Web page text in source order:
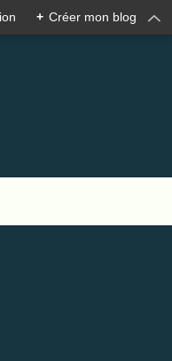
+ Créer mon blog